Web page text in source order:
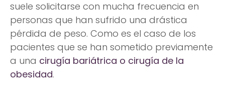
suele solicitarse con mucha frecuencia en
personas que han sufrido una drástica
pérdida de peso. Como es el caso de los
pacientes que se han sometido previamente
a una cirugía bariátrica o cirugía de la
obesidad.